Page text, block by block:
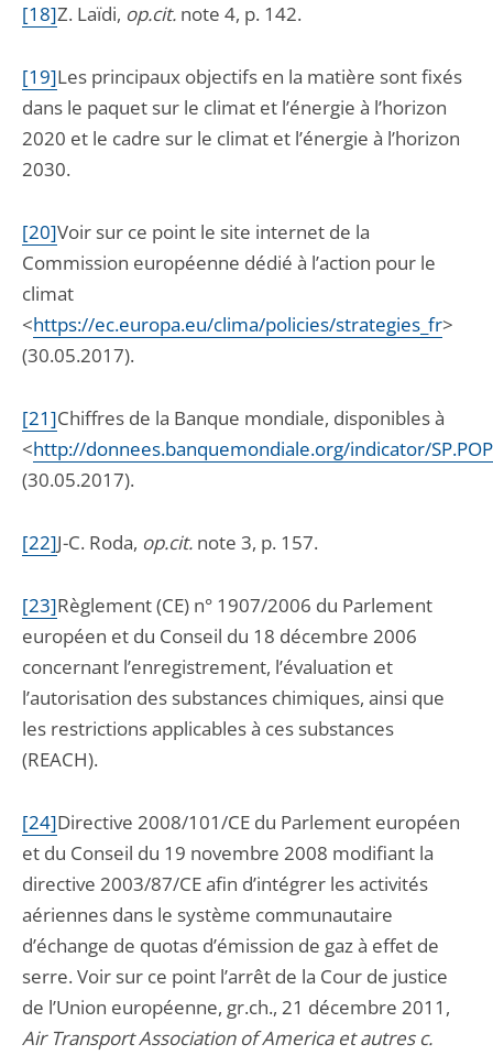
[18]Z. Laïdi, op.cit. note 4, p. 142.
[19]Les principaux objectifs en la matière sont fixés
dans le paquet sur le climat et l’énergie à l’horizon
2020 et le cadre sur le climat et l’énergie à l’horizon
2030.
[20]Voir sur ce point le site internet de la
Commission européenne dédié à l’action pour le
climat
<https://ec.europa.eu/clima/policies/strategies_fr>
(30.05.2017).
[21]Chiffres de la Banque mondiale, disponibles à
<http://donnees.banquemondiale.org/indicator/
(30.05.2017).
[22]J-C. Roda, op.cit. note 3, p. 157.
[23]Règlement (CE) n° 1907/2006 du Parlement
européen et du Conseil du 18 décembre 2006
concernant l’enregistrement, l’évaluation et
l’autorisation des substances chimiques, ainsi que
les restrictions applicables à ces substances
(REACH).
[24]Directive 2008/101/CE du Parlement européen
et du Conseil du 19 novembre 2008 modifiant la
directive 2003/87/CE afin d’intégrer les activités
aériennes dans le système communautaire
d’échange de quotas d’émission de gaz à effet de
serre. Voir sur ce point l’arrêt de la Cour de justice
de l’Union européenne, gr.ch., 21 décembre 2011,
Air Transport Association of America et autres c.